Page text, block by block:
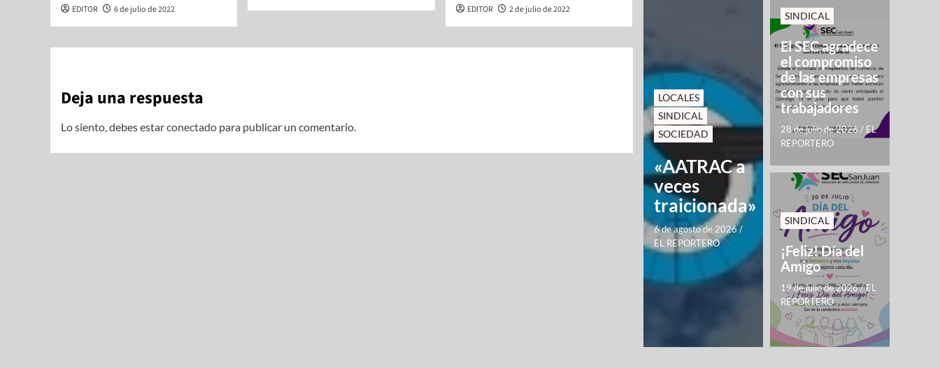
EDITOR 6 de julio de 2022 EDITOR 2 de julio de 2022
Deja una respuesta
Lo siento, debes estarconectado para publicar un comentario.
LOCALES
SINDICAL
SOCIEDAD
«AATRAC a
veces
traicionada»
6 de agosto de 2026/
EL REPORTERO
SINDICAL
El SEC agradece
el compromiso
de las empresas
con sus
trabajadores
28 de julio de 2026 / EL
REPORTERO
SINDICAL
¡Feliz! Día del
Amigo
19 de julio de 2026/EL
REPORTERO